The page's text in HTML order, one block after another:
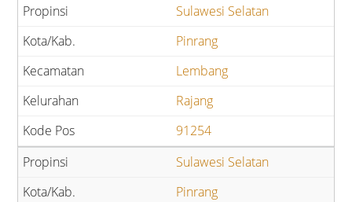
Sulawesi Selatan
Pinrang
Lembang
Rajang
91254
Sulawesi Selatan
Pinrang